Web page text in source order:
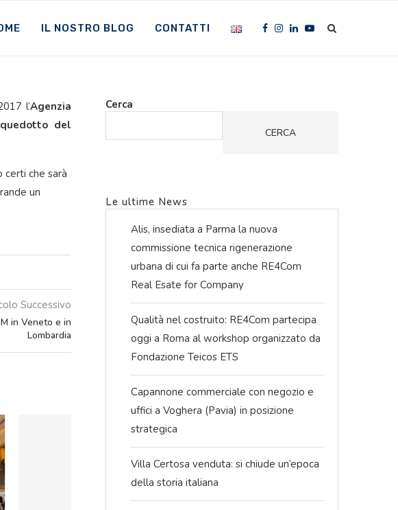
IL NOSTRO BLOG CONTATTI
l’Agenzia
del
certi che sarà
un
Successivo
in Veneto e in
Lombardia
Cerca
CERCA
Le ultime News
Alis, insediata a Parma la nuova
commissione tecnica rigenerazione
urbana di cui fa parte anche RE4Com
Real Esate for Company
Qualità nel costruito: RE4Com partecipa
oggi a Roma al workshop organizzato da
Fondazione Teicos ETS
Capannone commerciale con negozio e
uffici a Voghera (Pavia) in posizione
strategica
Villa Certosa venduta: si chiude un’epoca
della storia italiana